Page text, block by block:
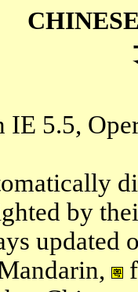
5.5,
by
updated